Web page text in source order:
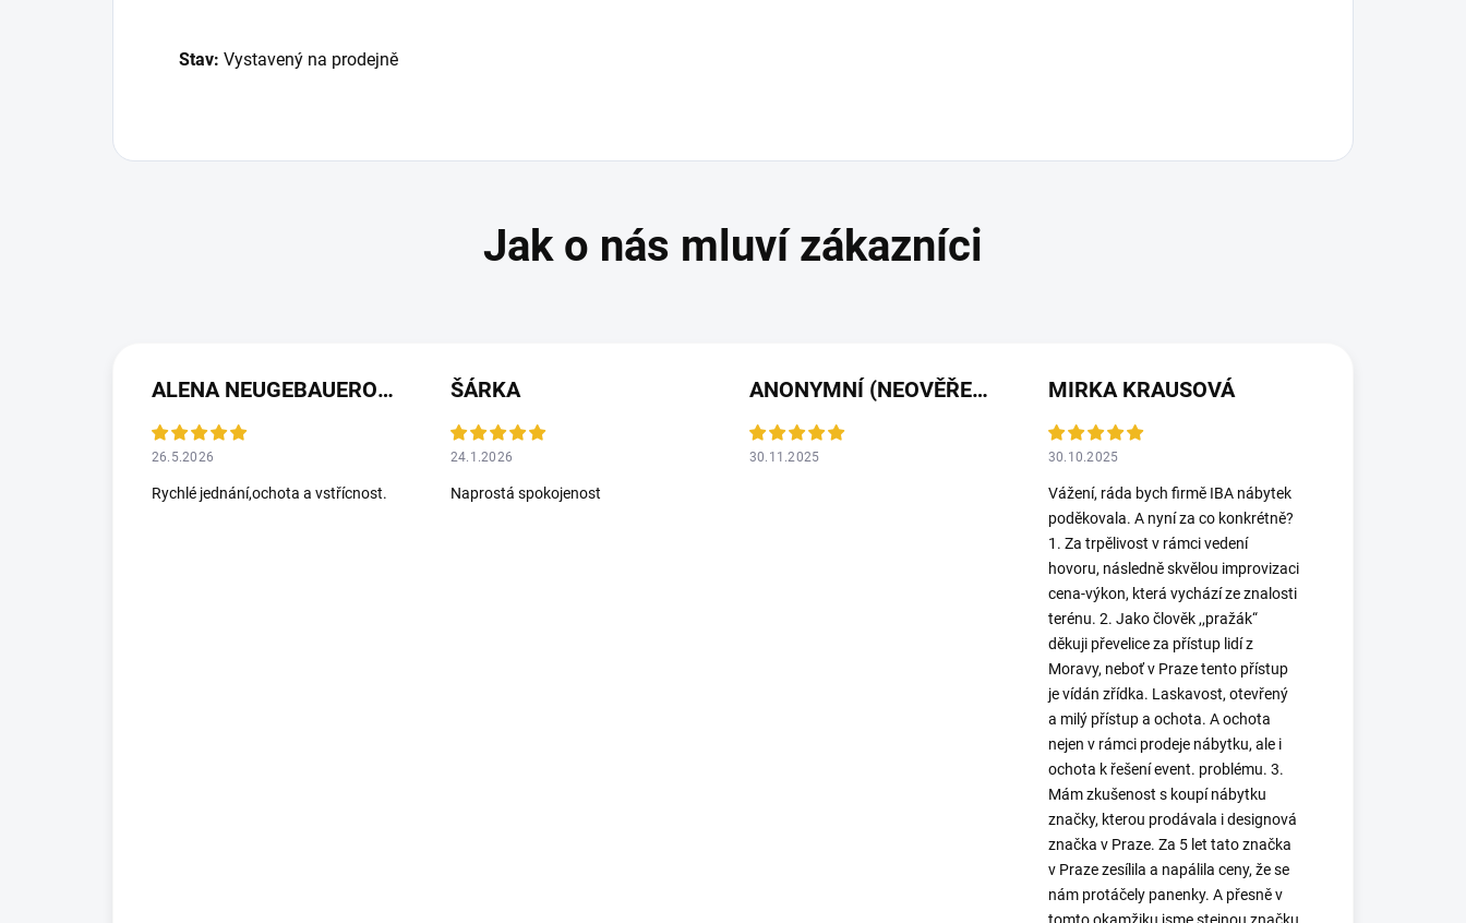
Stav: Vystavený na prodejně
ALENA NEUGEBAUEROVÁ
26.5.2026
Rychlé jednání,ochota a vstřícnost.
ŠÁRKA
24.1.2026
Naprostá spokojenost
ANONYMNÍ (NEOVĚŘENÁ RECENZE)
30.11.2025
MIRKA KRAUSOVÁ
30.10.2025
Vážení, ráda bych firmě IBA nábytek
poděkovala. A nyní za co konkrétně?
1. Za trpělivost v rámci vedení
hovoru, následně skvělou improvizaci
cena-výkon, která vychází ze znalosti
terénu. 2. Jako člověk ,,pražák“
děkuji převelice za přístup lidí z
Moravy, neboť v Praze tento přístup
je vídán zřídka. Laskavost, otevřený
a milý přístup a ochota. A ochota
nejen v rámci prodeje nábytku, ale i
ochota k řešení event. problému. 3.
Mám zkušenost s koupí nábytku
značky, kterou prodávala i designová
značka v Praze. Za 5 let tato značka
v Praze zesílila a napálila ceny, že se
nám protáčely panenky. A přesně v